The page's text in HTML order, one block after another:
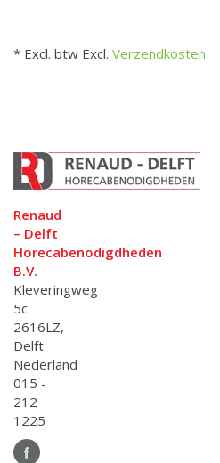
* Excl. btw Excl. Verzendkosten
Renaud
– Delft
Horecabenodigdheden
B.V.
Kleveringweg
5c
2616LZ,
Delft
Nederland
015 -
212
1225